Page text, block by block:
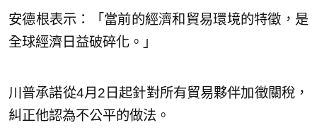
安德根表示：「當前的經濟和貿易環境的特徵，是
全球經濟日益破碎化。」
川普承諾從4月2日起針對所有貿易夥伴加徵關稅，
糾正他認為不公平的做法。